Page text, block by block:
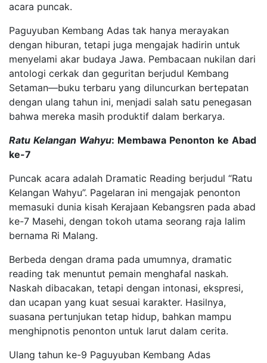
acara puncak.
Paguyuban Kembang Adas tak hanya merayakan
dengan hiburan, tetapi juga mengajak hadirin untuk
menyelami akar budaya Jawa. Pembacaan nukilan dari
antologi cerkak dan geguritan berjudul Kembang
Setaman—buku terbaru yang diluncurkan bertepatan
dengan ulang tahun ini, menjadi salah satu penegasan
bahwa mereka masih produktif dalam berkarya.
Ratu Kelangan Wahyu: Membawa Penonton ke Abad
ke-7
Puncak acara adalah Dramatic Reading berjudul “Ratu
Kelangan Wahyu”. Pagelaran ini mengajak penonton
memasuki dunia kisah Kerajaan Kebangsren pada abad
ke-7 Masehi, dengan tokoh utama seorang raja lalim
bernama Ri Malang.
Berbeda dengan drama pada umumnya, dramatic
reading tak menuntut pemain menghafal naskah.
Naskah dibacakan, tetapi dengan intonasi, ekspresi,
dan ucapan yang kuat sesuai karakter. Hasilnya,
suasana pertunjukan tetap hidup, bahkan mampu
menghipnotis penonton untuk larut dalam cerita.
Ulang tahun ke-9 Paguyuban Kembang Adas